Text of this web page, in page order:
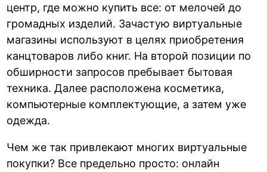
центр, где можно купить все: от мелочей до
громадных изделий. Зачастую виртуальные
магазины используют в целях приобретения
канцтоваров либо книг. На второй позиции по
обширности запросов пребывает бытовая
техника. Далее расположена косметика,
компьютерные комплектующие, а затем уже
одежда.
Чем же так привлекают многих виртуальные
покупки? Все предельно просто: онлайн